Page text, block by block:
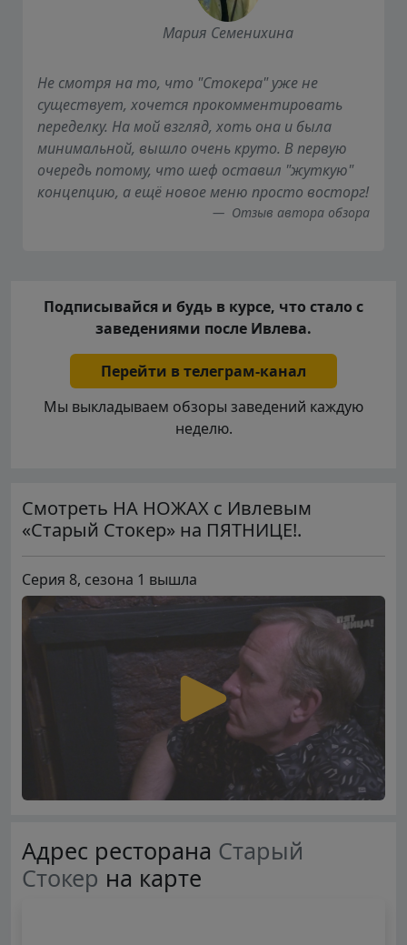
Мария Семенихина
Не смотря на то, что "Стокера" уже не
существует, хочется прокомментировать
переделку. На мой взгляд, хоть она и была
минимальной, вышло очень круто. В первую
очередь потому, что шеф оставил "жуткую"
концепцию, а ещё новое меню просто восторг!
Отзыв автора обзора
Подписывайся и будь в курсе, что стало с
заведениями после Ивлева.
Перейти в телеграм-канал
Мы выкладываем обзоры заведений каждую
неделю.
Смотреть НА НОЖАХ с Ивлевым
«Старый Стокер» на ПЯТНИЦЕ!.
Серия 8, сезона 1 вышла
Адрес ресторана Старый
Стокер на карте